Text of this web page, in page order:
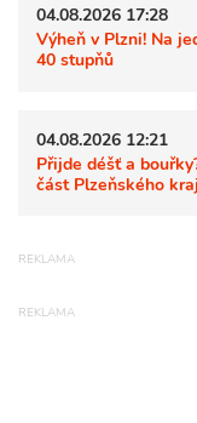
04.08.2026 17:28
Výheň v Plzni! Na
40 stupňů
04.08.2026 12:21
Přijde déšť a
část Plzeňského